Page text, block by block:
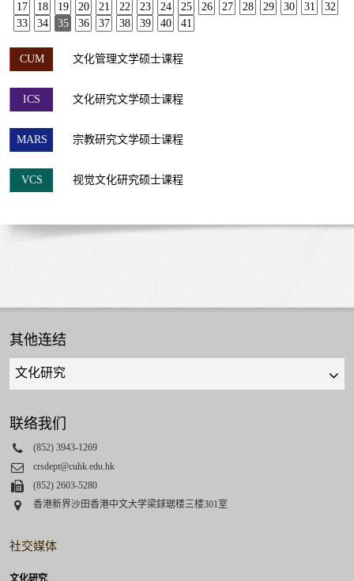
17
18 19 20 21 22 23 24 25 26 27 28 29 30 31
32
33
34 35 36 37 38 39 40 41
CUM 文化管理文学硕士课程
ICS 文化研究文学硕士课程
MARS 宗教研究文学硕士课程
VCS 视觉文化研究硕士课程
其他连结
Quick
links
select
联络我们
Phone
(852) 3943-1269
Email
crsdept@cuhk.edu.hk
Fax(852) 2603-5280
Address
香港新界沙田香港中文大学梁銶琚楼三楼301室
社交媒体
文化研究